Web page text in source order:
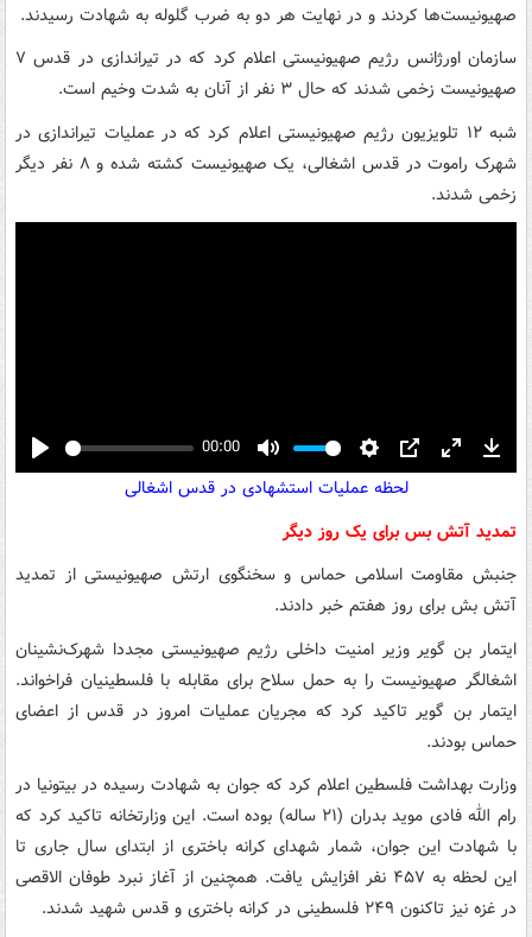
صهیونیست‌ها کردند و در نهایت هر دو به ضرب گلوله به شهادت رسیدند.
سازمان اورژانس رژیم صهیونیستی اعلام کرد که در تیراندازی در قدس ۷
صهیونیست زخمی شدند که حال ۳ نفر از آنان به شدت وخیم است.
شبه ۱۲ تلویزیون رژیم صهیونیستی اعلام کرد که در عملیات تیراندازی در
شهرک راموت در قدس اشغالی، یک صهیونیست کشته شده و ۸ نفر دیگر
زخمی شدند.
Play
00:00
Mute Settings
PIP Enter
لحظه عملیات استشهادی در قدس اشغالی
تمدید آتش بس برای یک روز دیگر
جنبش مقاومت اسلامی حماس و سخنگوی ارتش صهیونیستی از تمدید
آتش بش برای روز هفتم خبر دادند.
ایتمار بن گویر وزیر امنیت داخلی رژیم صهیونیستی مجددا شهرک‌نشینان
اشغالگر صهیونیست را به حمل سلاح برای مقابله با فلسطینیان فراخواند.
ایتمار بن گویر تاکید کرد که مجریان عملیات امروز در قدس از اعضای
حماس بودند.
وزارت بهداشت فلسطین اعلام کرد که جوان به شهادت رسیده در بیتونیا در
رام الله فادی موید بدران (۲۱ ساله) بوده است. این وزارتخانه تاکید کرد که
با شهادت این جوان، شمار شهدای کرانه باختری از ابتدای سال جاری تا
این لحظه به ۴۵۷ نفر افزایش یافت. همچنین از آغاز نبرد طوفان الاقصی
در غزه نیز تاکنون ۲۴۹ فلسطینی در کرانه باختری و قدس شهید شدند.